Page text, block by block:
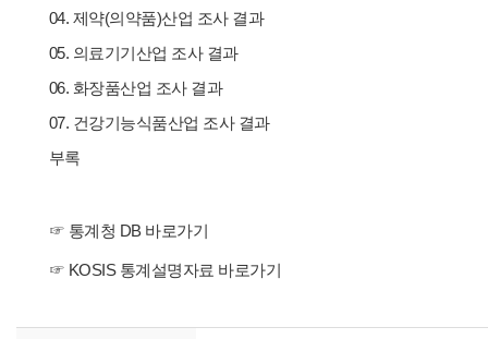
04. 제약(의약품)산업 조사 결과
05. 의료기기산업 조사 결과
06. 화장품산업 조사 결과
07. 건강기능식품산업 조사 결과
부록
☞ 통계청 DB 바로가기
☞ KOSIS 통계설명자료 바로가기